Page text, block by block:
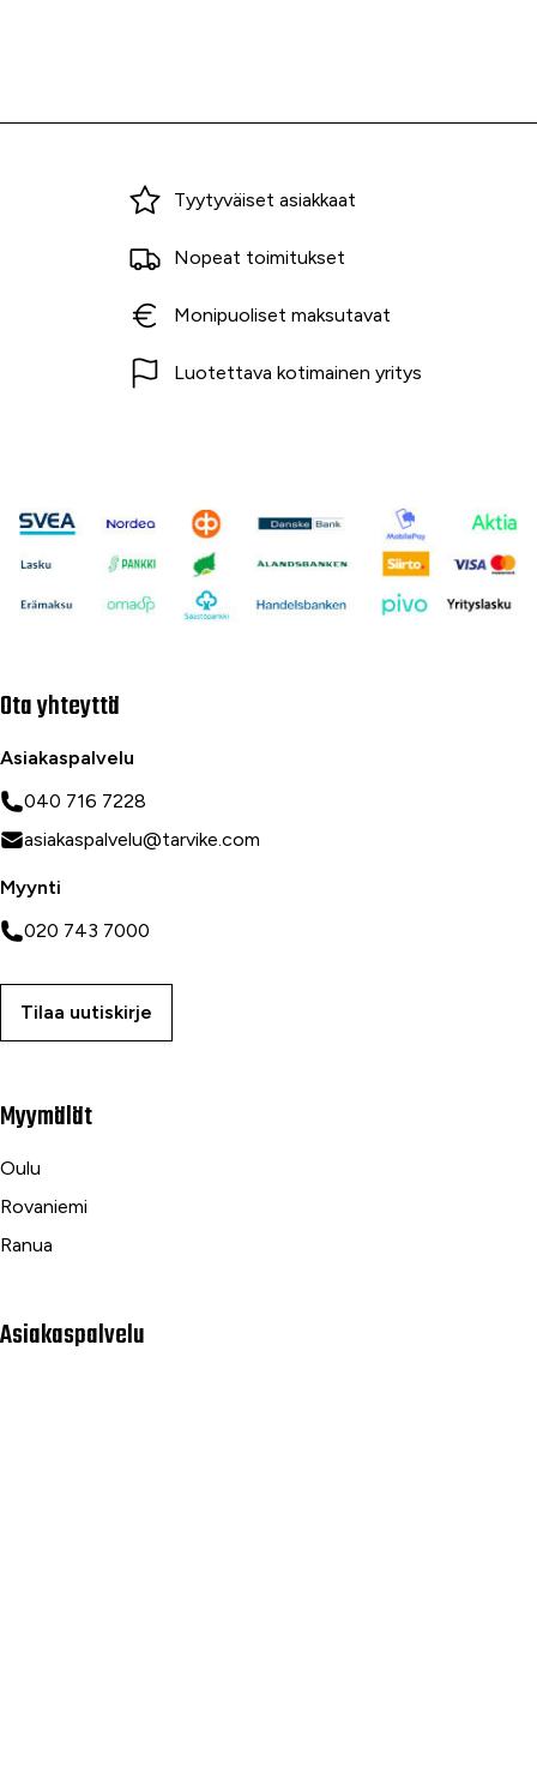
Miksi ostaa Tarvikekeskuksesta?
Tyytyväiset asiakkaat
Nopeat toimitukset
Monipuoliset maksutavat
Luotettava kotimainen yritys
Ota yhteyttä
Asiakaspalvelu
040 716 7228
asiakaspalvelu@tarvike.com
Myynti
020 743 7000
Tilaa uutiskirje
Myymälät
Oulu
Rovaniemi
Ranua
Asiakaspalvelu